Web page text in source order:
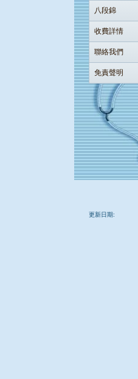
八段錦
收費詳情
聯絡我們
免責聲明
更新日期: